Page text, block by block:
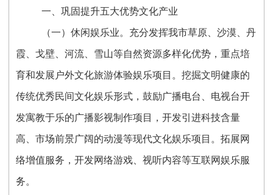
一、巩固提升五大优势文化产业
（一）休闲娱乐业。充分发挥我市草原、沙漠、丹
霞、戈壁、河流、雪山等自然资源多样化优势，重点培
育和发展户外文化旅游体验娱乐项目。挖掘文明健康的
传统优秀民间文化娱乐形式，鼓励广播电台、电视台开
发寓教于乐的广播影视制作项目，开发引进科技含量
高、市场前景广阔的动漫等现代文化娱乐项目。拓展网
络增值服务，开发网络游戏、视听内容等互联网娱乐服
务。